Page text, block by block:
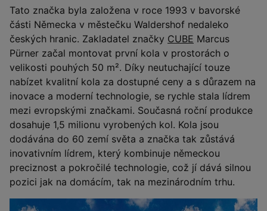
Tato značka byla založena v roce 1993 v bavorské
části Německa v městečku Waldershof nedaleko
českých hranic. Zakladatel značky CUBE Marcus
Pürner začal montovat první kola v prostorách o
velikosti pouhých 50 m². Díky neutuchající touze
nabízet kvalitní kola za dostupné ceny a s důrazem na
inovace a moderní technologie, se rychle stala lídrem
mezi evropskými značkami. Současná roční produkce
dosahuje 1,5 milionu vyrobených kol. Kola jsou
dodávána do 60 zemí světa a značka tak zůstává
inovativním lídrem, který kombinuje německou
preciznost a pokročilé technologie, což jí dává silnou
pozici jak na domácím, tak na mezinárodním trhu.